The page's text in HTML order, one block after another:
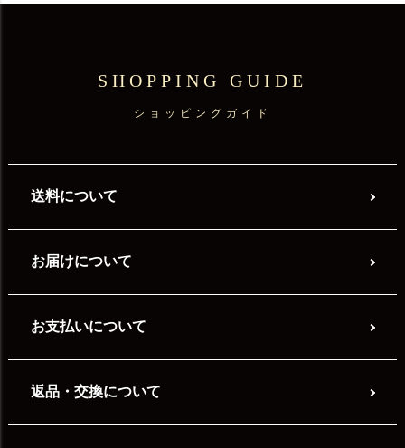
SHOPPING GUIDE
ショッピングガイド
送料について
お届けについて
お支払いについて
返品・交換について